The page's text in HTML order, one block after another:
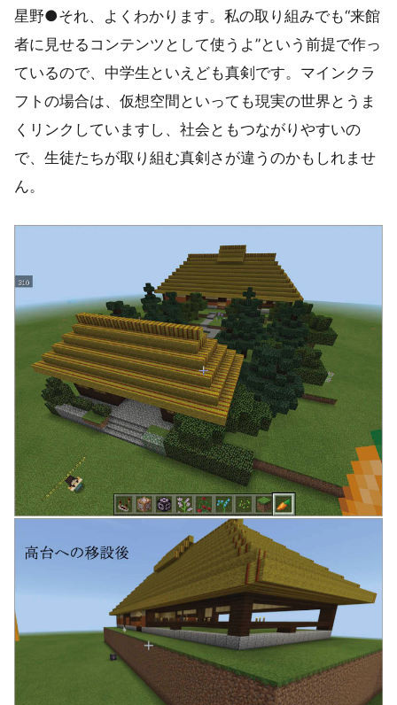
星野●それ、よくわかります。私の取り組みでも“来館
者に見せるコンテンツとして使うよ”という前提で作っ
ているので、中学生といえども真剣です。マインクラ
フトの場合は、仮想空間といっても現実の世界とうま
くリンクしていますし、社会ともつながりやすいの
で、生徒たちが取り組む真剣さが違うのかもしれませ
ん。